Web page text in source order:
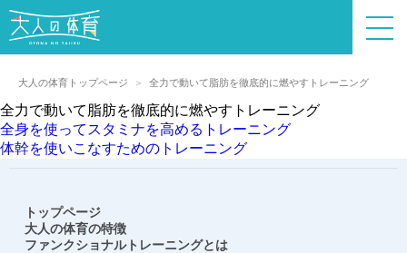
大人の体育トップページ 全力で動いて脂肪を徹底的に燃やすトレーニング
全力で動いて脂肪を徹底的に燃やすトレーニング
投
稿
全身を使ってスタミナを高めるトレーニング
体幹を使いこなすためのトレーニング
トップページ
大人の体育の特徴
ファンクショナルトレーニングとは